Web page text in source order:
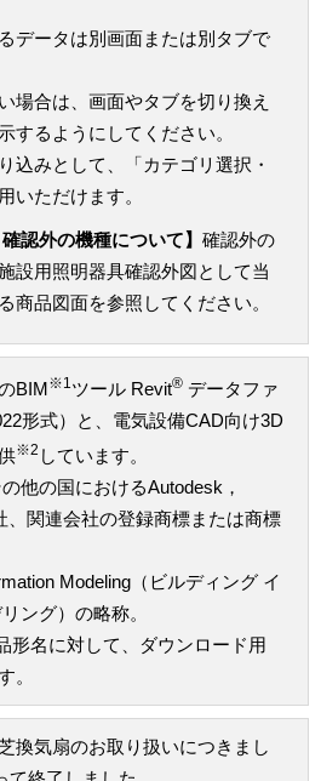
データは別画面または別タブで
場合は、画面やタブを切り換え
するようにしてください。
込みとして、「カテゴリ選択・
いただけます。
認外の機種について】 確認外の
設用照明器具確認外図として当
商品図面を参照してください。
BIM※1 ツール Revit® データファ
形式）と、電気設備CAD向け3D
※2 しています。
他の国におけるAutodesk，
、関連会社の登録商標または商標
Modeling（ビルディング イ
ング）の略称。
形名に対して、ダウンロード用
。
換気扇のお取り扱いにつきまし